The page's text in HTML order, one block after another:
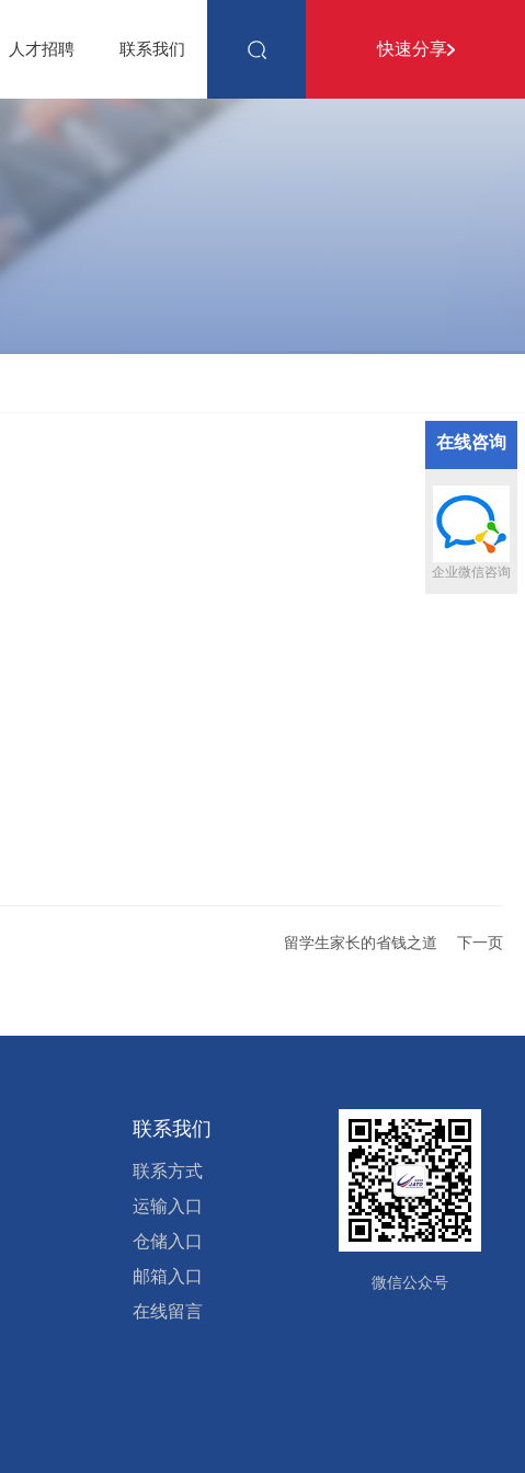
人才招聘 联系我们 快速分享
分享：
留学生家长的省钱之道 下一页
联系我们
联系方式
运输入口
仓储入口
邮箱入口
在线留言
微信公众号
在线咨询
企业微信咨询